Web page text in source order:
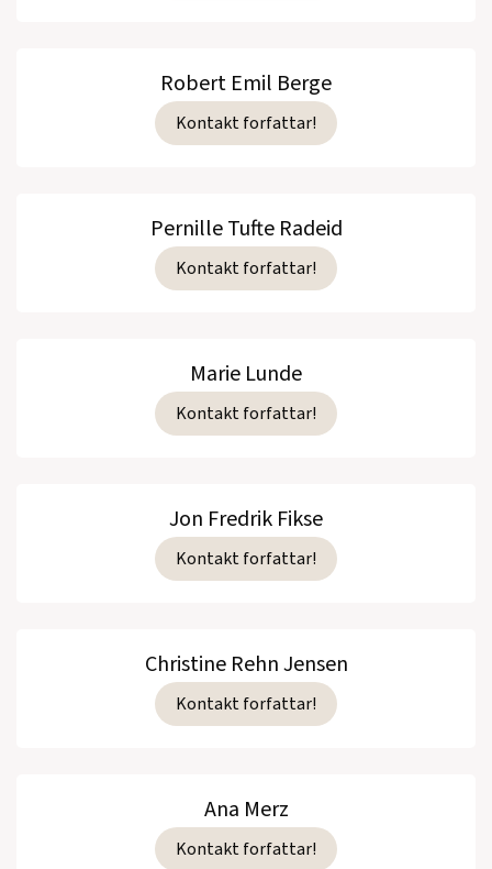
Robert Emil Berge
Kontakt forfattar!
Pernille Tufte Radeid
Kontakt forfattar!
Marie Lunde
Kontakt forfattar!
Jon Fredrik Fikse
Kontakt forfattar!
Christine Rehn Jensen
Kontakt forfattar!
Ana Merz
Kontakt forfattar!